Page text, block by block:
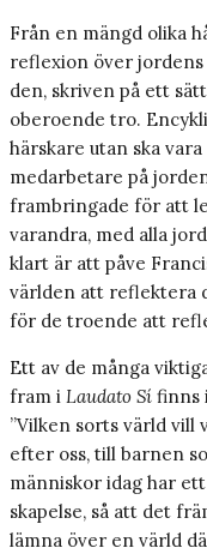
Från en mängd olika
reflexion över jordens
den, skriven på ett
oberoende tro.
härskare utan ska
medarbetare på
frambringade för att
varandra, med alla
klart är att påve
världen att reflektera
för de troende att
Ett av de många
fram i Laudato Sí finns
”Vilken sorts värld vill
efter oss, till barnen
människor idag har
skapelse, så att det
lämna över en värld